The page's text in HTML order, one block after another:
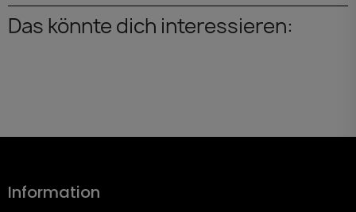
Das könnte dich interessieren:
Information